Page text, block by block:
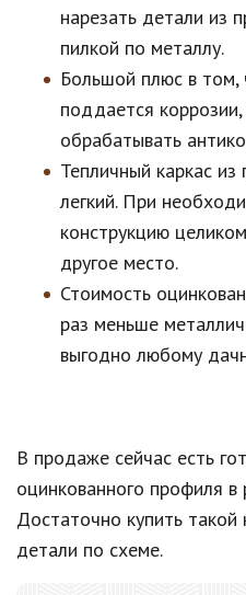
нарезать детали из
пилкой по металлу.
Большой плюс в том,
поддается
обрабатывать
Тепличный каркас
легкий. При
конструкцию
другое место.
Стоимость
раз меньше
выгодно любому
В продаже сейчас есть
оцинкованного профиля
Достаточно купить такой
детали по схеме.